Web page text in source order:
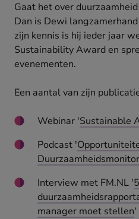
Gaat het over
Dan is Dewi
zijn kennis is hij ieder jaar
Sustainability Award en
evenementen.
Een aantal van zijn
Webinar 'Sustainable
Podcast '
Duurzaamheidsmonitor
Interview met FM.NL '
manager moet stellen'